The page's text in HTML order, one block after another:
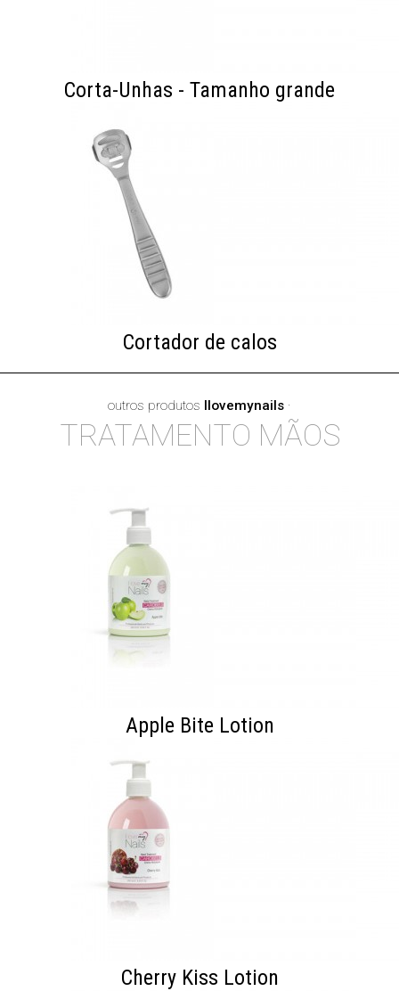
Corta-Unhas - Tamanho grande
Cortador de calos
outros produtos Ilovemynails ·
TRATAMENTO MÃOS
Apple Bite Lotion
Cherry Kiss Lotion